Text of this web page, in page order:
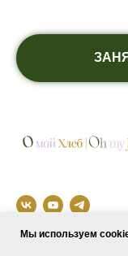
Мы используем